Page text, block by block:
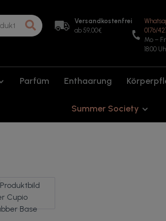
Versandkostenfrei
ab 59,00€
0176/
Mo –
18:00
Parfüm Enthaarung
Summer Society